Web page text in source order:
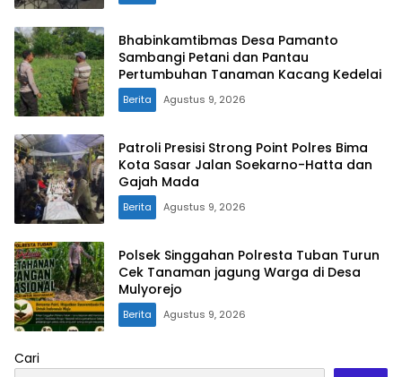
Bhabinkamtibmas Desa Pamanto
Sambangi Petani dan Pantau
Pertumbuhan Tanaman Kacang Kedelai
Berita Agustus 9, 2026
Patroli Presisi Strong Point Polres Bima
Kota Sasar Jalan Soekarno-Hatta dan
Gajah Mada
Berita Agustus 9, 2026
Polsek Singgahan Polresta Tuban Turun
Cek Tanaman jagung Warga di Desa
Mulyorejo
Berita Agustus 9, 2026
Cari